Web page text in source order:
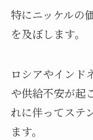
特にニッケルの
を及ぼします。
ロシアやインド
や供給不安が起
れに伴ってステ
ます。